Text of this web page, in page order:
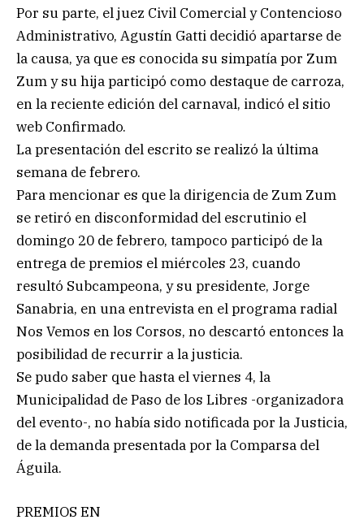
Por su parte, el juez Civil Comercial y Contencioso
Administrativo, Agustín Gatti decidió apartarse de
la causa, ya que es conocida su simpatía por Zum
Zum y su hija participó como destaque de carroza,
en la reciente edición del carnaval, indicó el sitio
web Confirmado.
La presentación del escrito se realizó la última
semana de febrero.
Para mencionar es que la dirigencia de Zum Zum
se retiró en disconformidad del escrutinio el
domingo 20 de febrero, tampoco participó de la
entrega de premios el miércoles 23, cuando
resultó Subcampeona, y su presidente, Jorge
Sanabria, en una entrevista en el programa radial
Nos Vemos en los Corsos, no descartó entonces la
posibilidad de recurrir a la justicia.
Se pudo saber que hasta el viernes 4, la
Municipalidad de Paso de los Libres -organizadora
del evento-, no había sido notificada por la Justicia,
de la demanda presentada por la Comparsa del
Águila.
PREMIOS EN